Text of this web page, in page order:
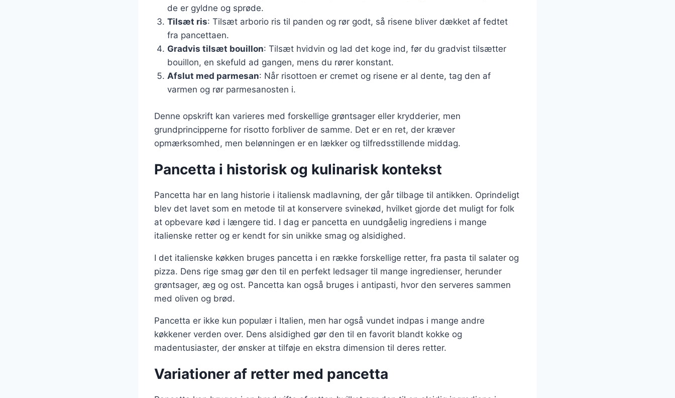
de er gyldne og sprøde.
Tilsæt ris: Tilsæt arborio ris til panden og rør godt, så risene bliver dækket af fedtet
fra pancettaen.
Gradvis tilsæt bouillon: Tilsæt hvidvin og lad det koge ind, før du gradvist tilsætter
bouillon, en skefuld ad gangen, mens du rører konstant.
Afslut med parmesan: Når risottoen er cremet og risene er al dente, tag den af
varmen og rør parmesanosten i.
Denne opskrift kan varieres med forskellige grøntsager eller krydderier, men
grundprincipperne for risotto forbliver de samme. Det er en ret, der kræver
opmærksomhed, men belønningen er en lækker og tilfredsstillende middag.
Pancetta i historisk og kulinarisk kontekst
Pancetta har en lang historie i italiensk madlavning, der går tilbage til antikken. Oprindeligt
blev det lavet som en metode til at konservere svinekød, hvilket gjorde det muligt for folk
at opbevare kød i længere tid. I dag er pancetta en uundgåelig ingrediens i mange
italienske retter og er kendt for sin unikke smag og alsidighed.
I det italienske køkken bruges pancetta i en række forskellige retter, fra pasta til salater og
pizza. Dens rige smag gør den til en perfekt ledsager til mange ingredienser, herunder
grøntsager, æg og ost. Pancetta kan også bruges i antipasti, hvor den serveres sammen
med oliven og brød.
Pancetta er ikke kun populær i Italien, men har også vundet indpas i mange andre
køkkener verden over. Dens alsidighed gør den til en favorit blandt kokke og
madentusiaster, der ønsker at tilføje en ekstra dimension til deres retter.
Variationer af retter med pancetta